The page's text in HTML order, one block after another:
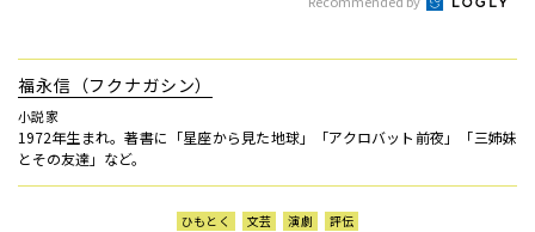
福永信（フクナガシン）
小説家
1972年生まれ。著書に「星座から見た地球」「アクロバット前夜」「三姉妹
とその友達」など。
ひもとく 文芸 演劇 評伝